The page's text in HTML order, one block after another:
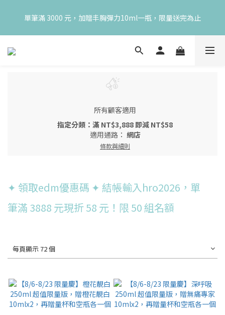
隨身瓶，再享超值滿額贈 👉
單筆滿 3000 元，加贈丰胸彈力10ml一瓶，限量送完為止
😍 8月慶典！250ml 無痛/深呼吸/橙花開賣！獨享 68 折再送 20ml
所有顧客適用
指定分類：滿 NT$3,888 即減 NT$58
適用通路： 網店
條款與細則
✦ 領取edm優惠碼 ✦ 結帳輸入hro2026，單
筆滿 3888 元現折 58 元！限 50 組名額
每頁顯示 72 個